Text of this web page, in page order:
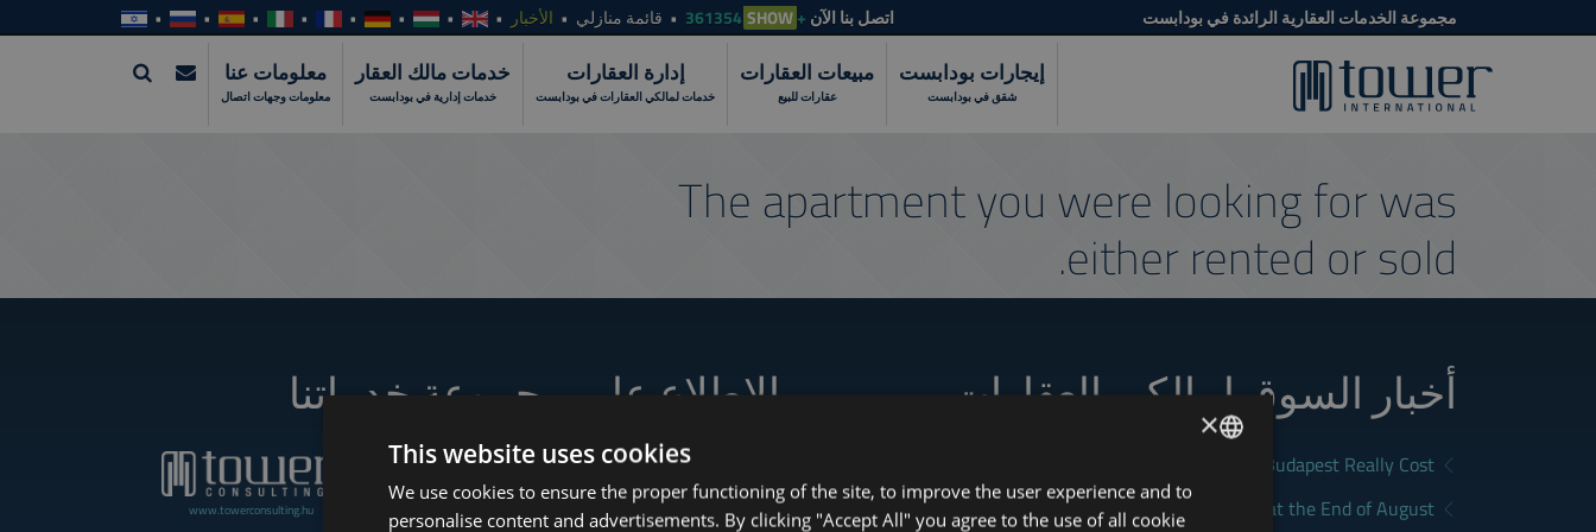
مجموعة الخدمات العقارية الرائدة في بودابست اتصل بنا الآن +361354
SHOW قائمة منازلي الأخبار
إيجارات بودابست
شقق في بودابست
مبيعات العقارات
عقارات للبيع
إدارة العقارات
خدمات لمالكي العقارات في بودابست
خدمات مالك العقار
خدمات إدارية في بودابست
معلومات عنا
معلومات وجهات اتصال
The apartment you were looking for was
either rented or sold.
أخبار السوق لمالكي العقارات
What Does Renting in Budapest Really Cost?
How to Still Find a Good Rental in Budapest at the End of August
الاطلاع على مجموعة خدماتنا
www.tower-investments.com
www.towerassistance.com
www.towerconsulting.hu
ENGLISH
HUNGARIAN
×
This website uses cookies
We use cookies to ensure the proper functioning of the site, to improve the user experience and to
personalise content and advertisements. By clicking "Accept All" you agree to the use of all cookie